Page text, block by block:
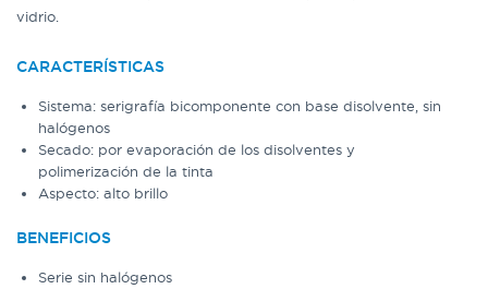
vidrio.
CARACTERÍSTICAS
Sistema: serigrafía bicomponente con base disolvente, sin
halógenos
Secado: por evaporación de los disolventes y
polimerización de la tinta
Aspecto: alto brillo
BENEFICIOS
Serie sin halógenos